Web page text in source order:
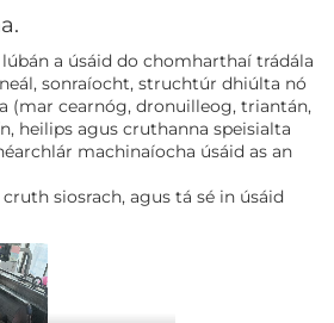
a úsáid do chomharthaí trádála
sonraíocht, struchtúr dhiúlta nó
(mar cearnóg, dronuilleog, triantán,
heilips agus cruthanna speisialta
machinaíocha úsáid as an
siosrach, agus tá sé in úsáid